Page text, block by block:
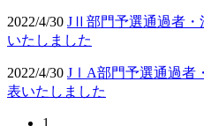
2022/4/30 JⅡ部門予選通過者・
いたしました
2022/4/30 JⅠA部門予選通過者
表いたしました
1